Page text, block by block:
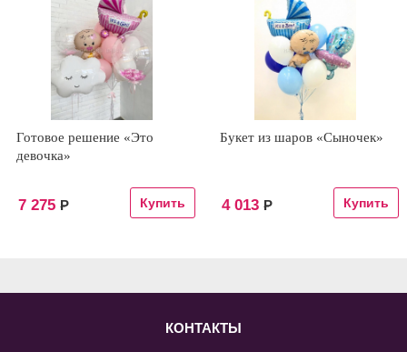
Готовое решение «Это
девочка»
7 275 Р
Букет из шаров «Сыночек»
4 013 Р
КОНТАКТЫ